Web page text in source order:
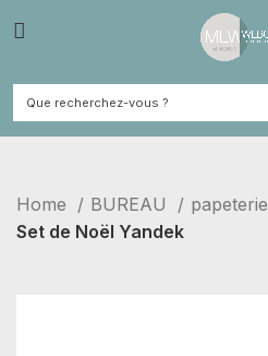
Home BUREAU papeterie
Set de Noël Yandek